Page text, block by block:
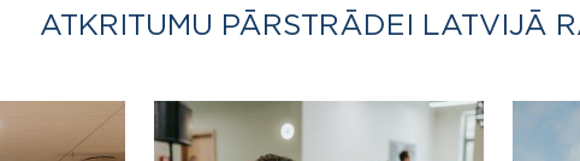
ATKRITUMU PĀRSTRĀDEI LATVIJĀ